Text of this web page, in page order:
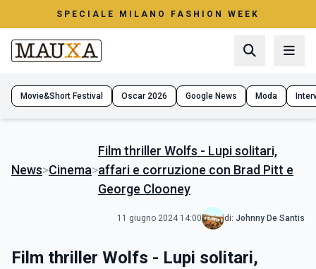
SPECIALE MILANO FASHION WEEK
Movie&Short Festival Oscar 2026 Google News Moda
News>Cinema>
Film thriller Wolfs - Lupi solitari,
affari e corruzione con Brad Pitt e
George Clooney
11 giugno 2024 14:00 di: Johnny De Santis
Film thriller Wolfs - Lupi solitari,